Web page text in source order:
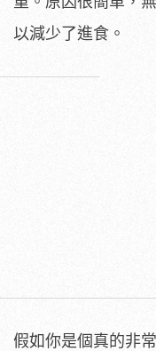
以減少了進食。
假如你是個真的非